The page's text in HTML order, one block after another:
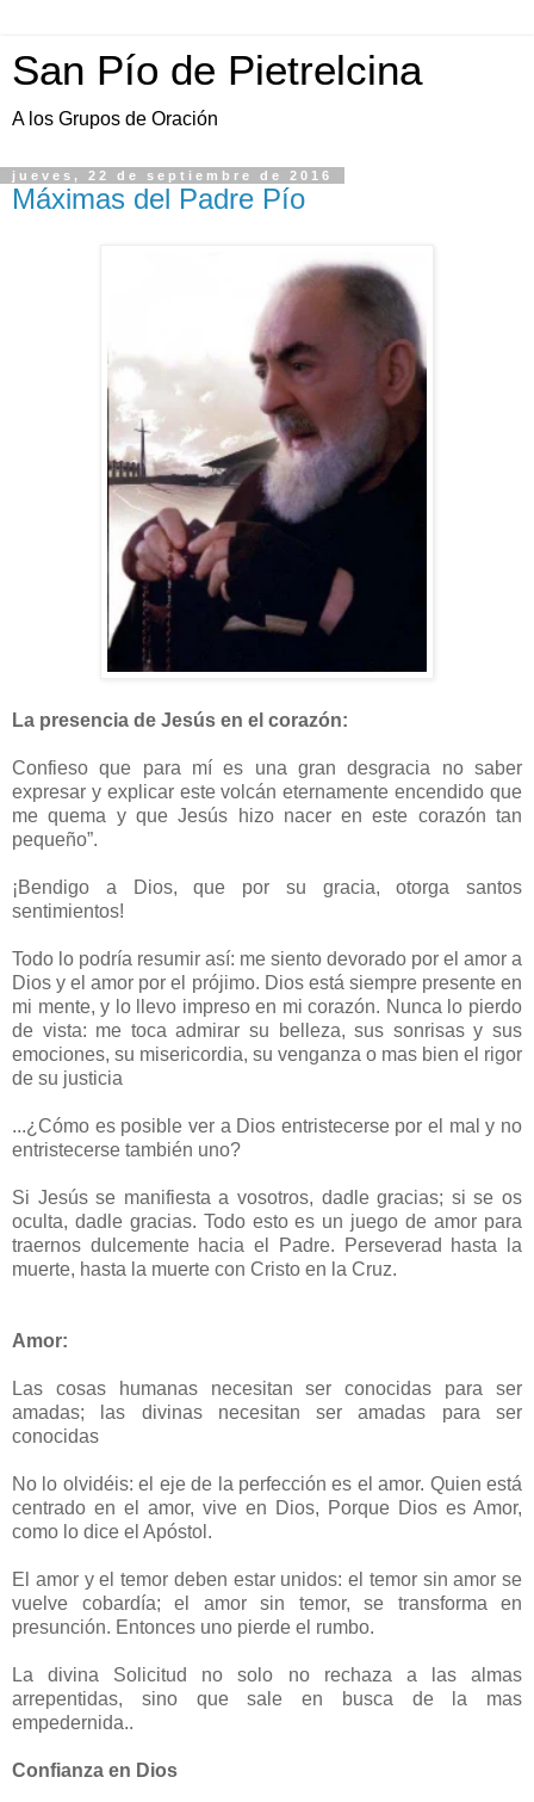
San Pío de Pietrelcina
A los Grupos de Oración
jueves, 22 de septiembre de 2016
Máximas del Padre Pío
La presencia de Jesús en el corazón:
Confieso que para mí es una gran desgracia no saber
expresar y explicar este volcán eternamente encendido que
me quema y que Jesús hizo nacer en este corazón tan
pequeño”.
¡Bendigo a Dios, que por su gracia, otorga santos
sentimientos!
Todo lo podría resumir así: me siento devorado por el amor a
Dios y el amor por el prójimo. Dios está siempre presente en
mi mente, y lo llevo impreso en mi corazón. Nunca lo pierdo
de vista: me toca admirar su belleza, sus sonrisas y sus
emociones, su misericordia, su venganza o mas bien el rigor
de su justicia
...¿Cómo es posible ver a Dios entristecerse por el mal y no
entristecerse también uno?
Si Jesús se manifiesta a vosotros, dadle gracias; si se os
oculta, dadle gracias. Todo esto es un juego de amor para
traernos dulcemente hacia el Padre. Perseverad hasta la
muerte, hasta la muerte con Cristo en la Cruz.
Amor:
Las cosas humanas necesitan ser conocidas para ser
amadas; las divinas necesitan ser amadas para ser
conocidas
No lo olvidéis: el eje de la perfección es el amor. Quien está
centrado en el amor, vive en Dios, Porque Dios es Amor,
como lo dice el Apóstol.
El amor y el temor deben estar unidos: el temor sin amor se
vuelve cobardía; el amor sin temor, se transforma en
presunción. Entonces uno pierde el rumbo.
La divina Solicitud no solo no rechaza a las almas
arrepentidas, sino que sale en busca de la mas
empedernida..
Confianza en Dios